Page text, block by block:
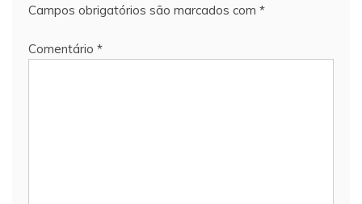
Campos obrigatórios são marcados com *
Comentário *